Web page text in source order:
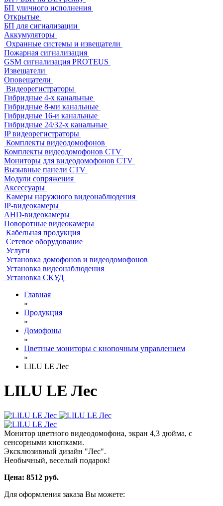
БП уличного исполнения
Открытые
БП для сигнализации
Аккумуляторы
Охранные системы и извещатели
Пожарная сигнализация
GSM сигнализация PROTEUS
Извещатели
Оповещатели
Видеорегистраторы
Гибридные 4-х канальные
Гибридные 8-ми канальные
Гибридные 16-и канальные
Гибридные 24/32-х канальные
IP видеорегистраторы
Комплекты видеодомофонов
Комплекты видеодомофонов CTV
Мониторы для видеодомофонов CTV
Вызывные панели CTV
Модули сопряжения
Аксессуары
Камеры наружного видеонаблюдения
IP-видеокамеры
AHD-видеокамеры
Поворотные видеокамеры
Кабельная продукция
Сетевое оборудование
Услуги
Установка домофонов и видеодомофонов
Установка видеонаблюдения
Установка СКУД
Главная
»
Продукция
»
Домофоны
»
Цветные мониторы с кнопочным управлением
»
LILU LE Лес
LILU LE Лес
Монитор цветного видеодомофона, экран 4,3 дюйма, с
сенсорными кнопками.
Эксклюзивный дизайн "Лес".
Необычный, веселый подарок!
Цена: 8512 руб.
Для оформления заказа Вы можете: